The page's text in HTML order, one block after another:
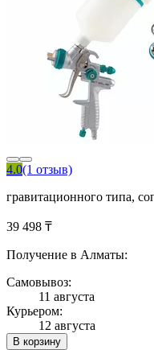
4.0(1 отзыв)
гравитационного типа,
39 498 ₸
Получение в Алматы:
Самовывоз:
11 августа
Курьером:
12 августа
В корзину